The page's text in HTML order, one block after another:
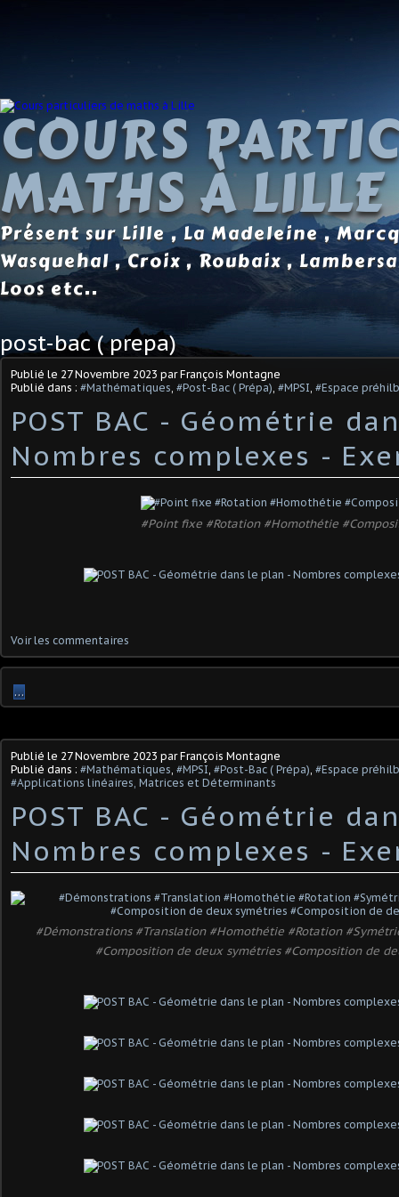
COURS
MATHS À LILLE
Présent sur Lille , La Madeleine ,
Wasquehal , Croix , Roubaix ,
Loos etc..
post-bac ( prepa)
Publié le 27 Novembre 2023 par François Montagne
Publié dans : #Mathématiques #Post-Bac ( Prépa) #MPSI #Espace
POST BAC - Géométrie
Nombres complexes -
#Point fixe #Rotation #Homothétie
Voir les commentaires
…
Publié le 27 Novembre 2023 par François Montagne
Publié dans : #Mathématiques #MPSI #Post-Bac ( Prépa) #Espace
#Applications linéaires, Matrices et Déterminants
POST BAC - Géométrie
Nombres complexes -
#Démonstrations #Translation #Homothétie #Rotation
#Composition de deux symétries #Composition de